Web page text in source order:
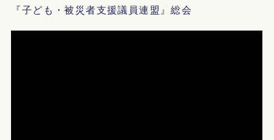
『子ども・被災者支援議員連盟』総会